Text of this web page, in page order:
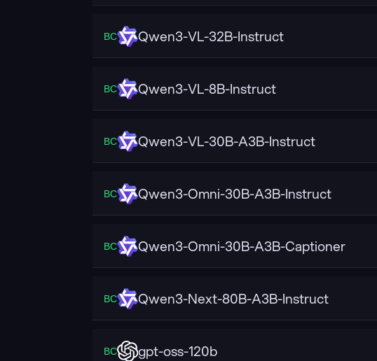
ВС Qwen3-VL-32B-Instruct
ВС Qwen3-VL-8B-Instruct
ВС Qwen3-VL-30B-A3B-Instruct
ВС Qwen3-Omni-30B-A3B-Instruct
ВС Qwen3-Omni-30B-A3B-Captioner
ВС Qwen3-Next-80B-A3B-Instruct
ВС gpt-oss-120b